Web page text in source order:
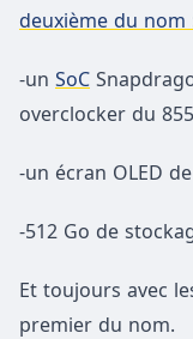
deuxième du nom
-un SoC
overclocker du
-un écran OLED
-512 Go de
Et toujours avec
premier du nom.